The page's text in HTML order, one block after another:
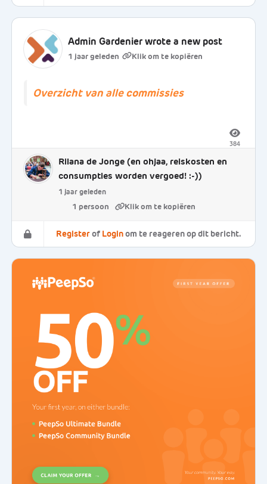
Admin Gardenierwrote a new post
1 jaar geleden
Overzicht van alle commissies
384
Rilana de Jonge (en ohjaa, reiskosten en
consumpties worden vergoed! :-))
1 jaar geleden
1 persoon
Registerof Loginom te reageren op dit bericht.